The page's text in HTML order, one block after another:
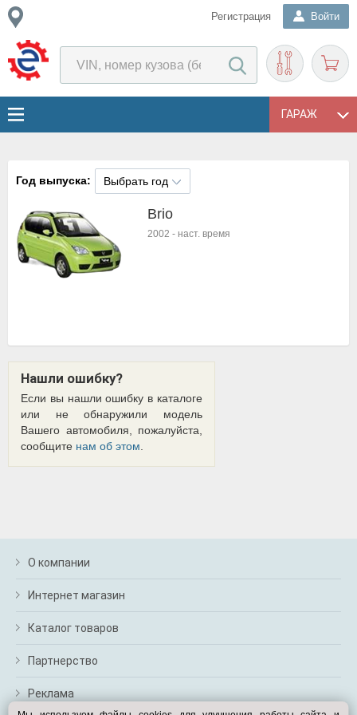
Регистрация Войти
ГАРАЖ
Год выпуска: Выбрать год
Brio
2002 - наст. время
Нашли ошибку?
Если вы нашли ошибку в каталоге
или не обнаружили модель
Вашего автомобиля, пожалуйста,
сообщите нам об этом
О компании
Интернет магазин
Каталог товаров
Партнерство
Реклама